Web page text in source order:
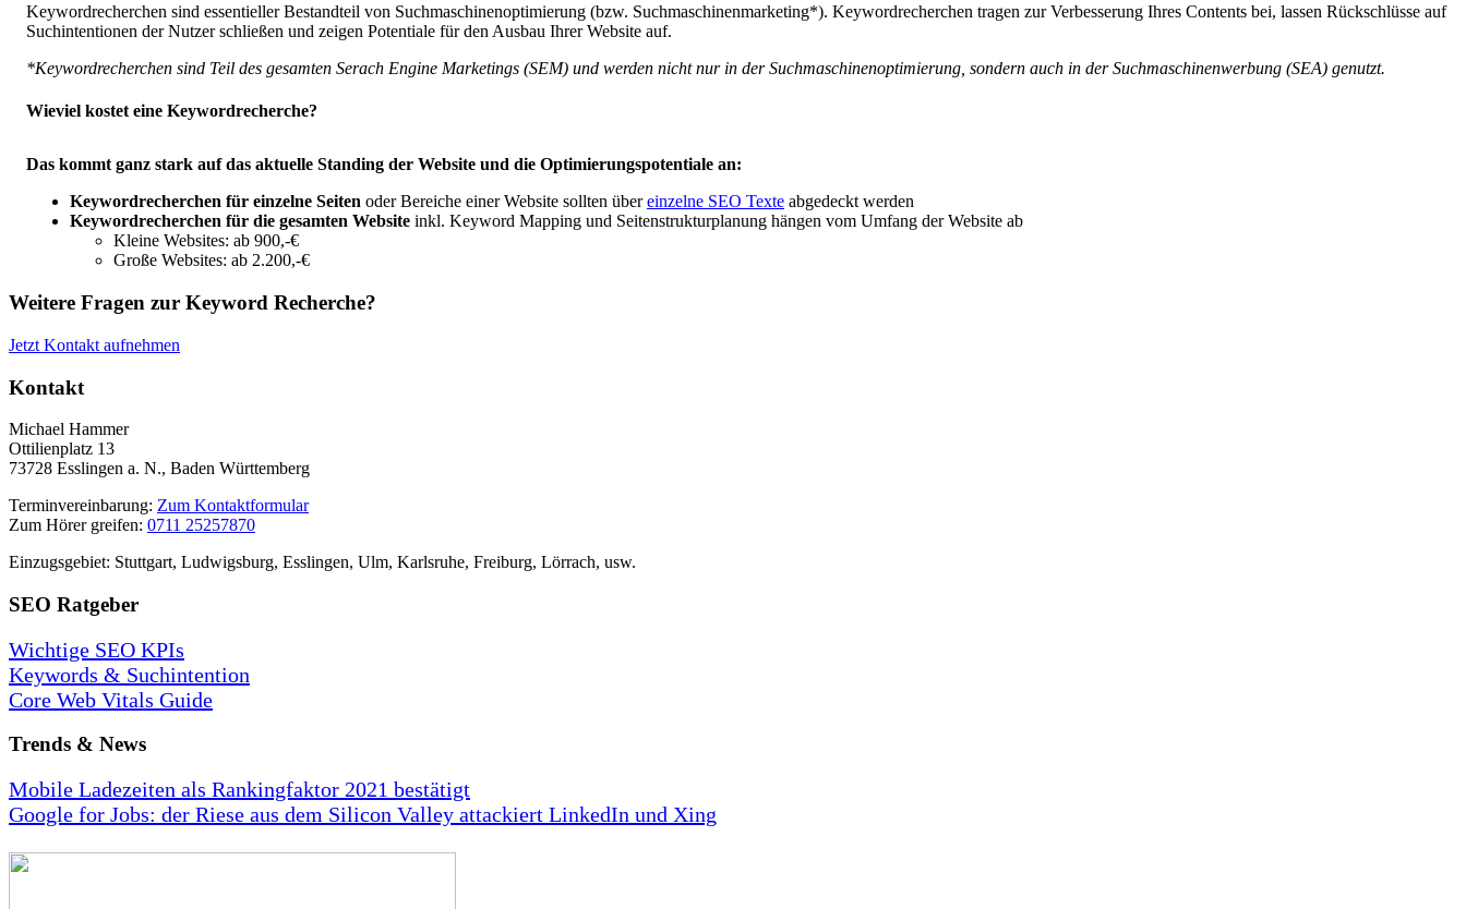
Keywordrecherchen sind essentieller Bestandteil von Suchmaschinenoptimierung (bzw. Suchmaschinenmarketing*). Keywordrecherchen tragen zur Verbesserung Ihres Contents bei, lassen Rückschlüsse auf
Suchintentionen der Nutzer schließen und zeigen Potentiale für den Ausbau Ihrer Website auf.
*Keywordrecherchen sind Teil des gesamten Serach Engine Marketings (SEM) und werden nicht nur in der Suchmaschinenoptimierung, sondern auch in der Suchmaschinenwerbung (SEA) genutzt.
Wieviel kostet eine Keywordrecherche?
Das kommt ganz stark auf das aktuelle Standing der Website und die Optimierungspotentiale an:
Keywordrecherchen für einzelne Seiten oder Bereiche einer Website sollten übereinzelne SEO Texte abgedeckt werden
Keywordrecherchen für die gesamten Website inkl. Keyword Mapping und Seitenstrukturplanung hängen vom Umfang der Website ab
Kleine Websites: ab 900,-€
Große Websites: ab 2.200,-€
Weitere Fragen zur Keyword Recherche?
Jetzt Kontakt aufnehmen
Kontakt
Michael Hammer
Ottilienplatz 13
73728 Esslingen a. N., Baden Württemberg
Terminvereinbarung: Zum Kontaktformular
Zum Hörer greifen: 0711 25257870
Einzugsgebiet: Stuttgart, Ludwigsburg, Esslingen, Ulm, Karlsruhe, Freiburg, Lörrach, usw.
SEO Ratgeber
Wichtige SEO KPIs
Keywords & Suchintention
Core Web Vitals Guide
Trends & News
Mobile Ladezeiten als Rankingfaktor 2021 bestätigt
Google for Jobs: der Riese aus dem Silicon Valley attackiert LinkedIn und Xing